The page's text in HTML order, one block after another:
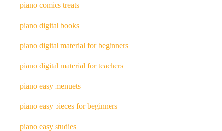
piano comics treats
piano digital books
piano digital material for beginners
piano digital material for teachers
piano easy menuets
piano easy pieces for beginners
piano easy studies